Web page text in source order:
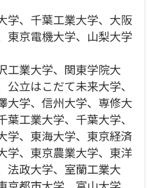
学、千葉工業大学、大阪
東京電機大学、山梨大学
工業大学、関東学院大
公立はこだて未来大学、
大学、信州大学、専修大
葉工業大学、千葉大学、
学、東海大学、東京経済
学、東京農業大学、東洋
法政大学、室蘭工業大